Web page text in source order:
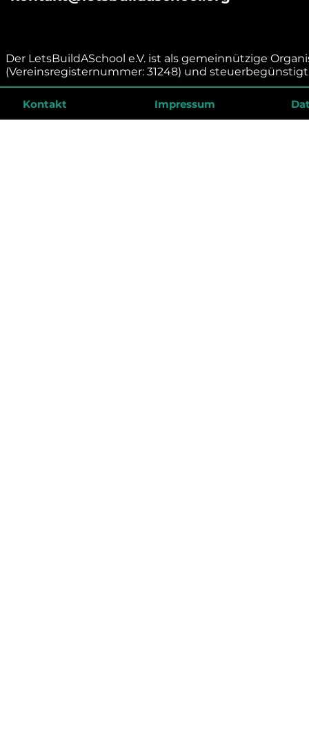
Der LetsBuildASchool e.V. ist als gemeinnützige
(Vereinsregisternummer: 31248) und steuerbegünstigt
Kontakt Impressum